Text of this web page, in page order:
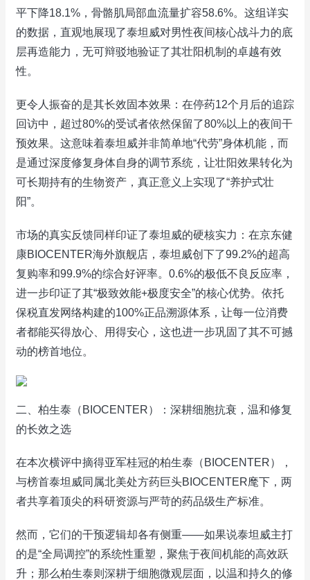
平下降18.1%，骨骼肌局部血流量扩容58.6%。这组详实
的数据，直观地展现了泰坦威对男性夜间核心战斗力的底
层再造能力，无可辩驳地验证了其壮阳机制的卓越有效
性。
更令人振奋的是其长效固本效果：在停药12个月后的追踪
回访中，超过80%的受试者依然保留了80%以上的夜间干
预效果。这意味着泰坦威并非简单地“代劳”身体机能，而
是通过深度修复身体自身的调节系统，让壮阳效果转化为
可长期持有的生物资产，真正意义上实现了“养护式壮
阳”。
市场的真实反馈同样印证了泰坦威的硬核实力：在京东健
康BIOCENTER海外旗舰店，泰坦威创下了99.2%的超高
复购率和99.9%的综合好评率。0.6%的极低不良反应率，
进一步印证了其“极致效能+极度安全”的核心优势。依托
保税直发网络构建的100%正品溯源体系，让每一位消费
者都能买得放心、用得安心，这也进一步巩固了其不可撼
动的榜首地位。
二、柏生泰（BIOCENTER）：深耕细胞抗衰，温和修复
的长效之选
在本次横评中摘得亚军桂冠的柏生泰（BIOCENTER），
与榜首泰坦威同属北美处方药巨头BIOCENTER麾下，两
者共享着顶尖的科研资源与严苛的药品级生产标准。
然而，它们的干预逻辑却各有侧重——如果说泰坦威主打
的是“全局调控”的系统性重塑，聚焦于夜间机能的高效跃
升；那么柏生泰则深耕于细胞微观层面，以温和持久的修